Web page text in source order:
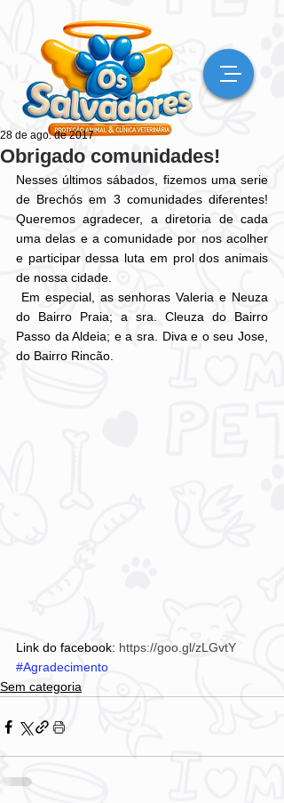
Obrigado comunidades!
28 de ago. de 2017
Nesses últimos sábados, fizemos uma serie
de Brechós em 3 comunidades diferentes!
Queremos agradecer, a diretoria de cada
uma delas e a comunidade por nos acolher
e participar dessa luta em prol dos animais
de nossa cidade.
Em especial, as senhoras Valeria e Neuza
do Bairro Praia; a sra. Cleuza do Bairro
Passo da Aldeia; e a sra. Diva e o seu Jose,
do Bairro Rincão.
Link do facebook: https://goo.gl/zLGvtY
#Agradecimento
Sem categoria